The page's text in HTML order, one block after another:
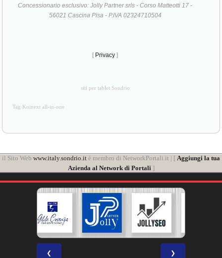
Concessionario esclusivo: Jolly Partner srls - Corso Matteotti 17 -
56021 Cascina Pisa - P.IVA 02324710504
[ Privacy ]
siti per tablet Sondrio
Tag Koinext all-in-one
il Sito Web www.italy.sondrio.it è membro di NetworkPortali.it | [ Aggiungi la tua
Azienda al Network di Portali]
❮ ❯